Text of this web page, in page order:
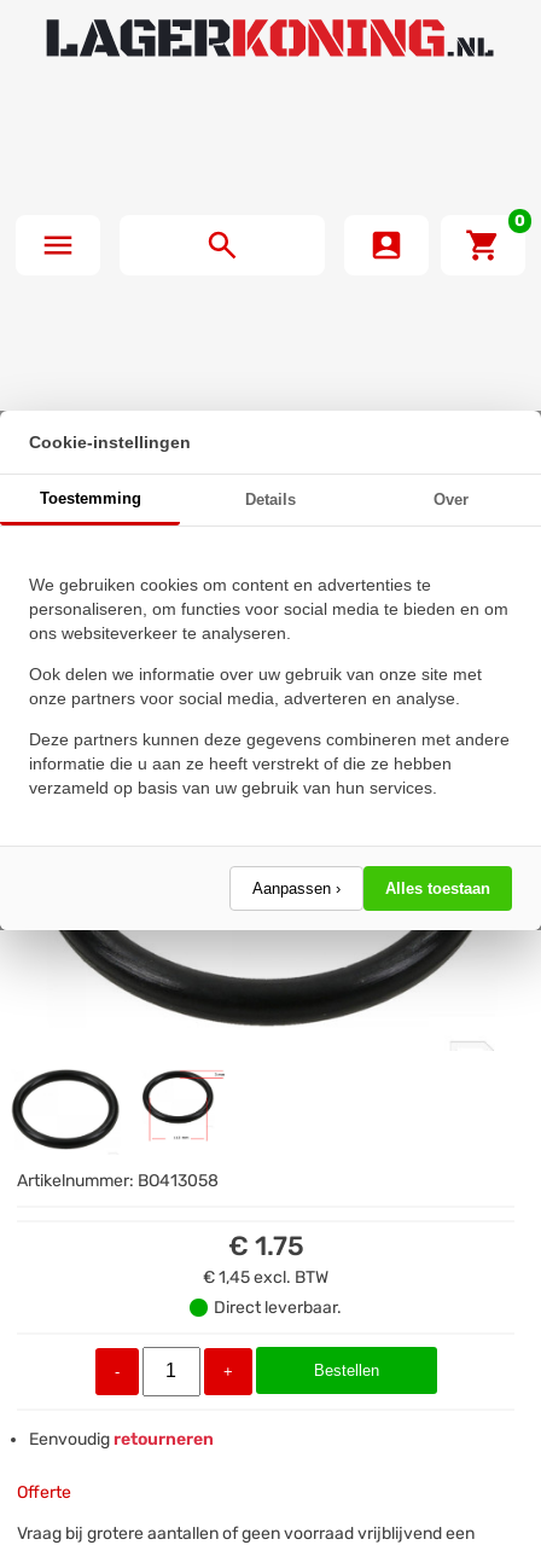
0
Beginpagina· O-Ring 113X3mm NBR 70
Cookie-instellingen
Toestemming Details Over
We gebruiken cookies om content en advertenties te
personaliseren, om functies voor social media te bieden en om
ons websiteverkeer te analyseren.
Ook delen we informatie over uw gebruik van onze site met
onze partners voor social media, adverteren en analyse.
Deze partners kunnen deze gegevens combineren met andere
informatie die u aan ze heeft verstrekt of die ze hebben
verzameld op basis van uw gebruik van hun services.
Aanpassen › Alles toestaan
★★★★★
★★★★★
Schrijf een review!
Artikelnummer: BO413058
€ 1.75
€ 1,45excl. BTW
Direct leverbaar.
- + Bestellen
Eenvoudigretourneren
Offerte
Vraag bij grotere aantallen of geen voorraad vrijblijvend een